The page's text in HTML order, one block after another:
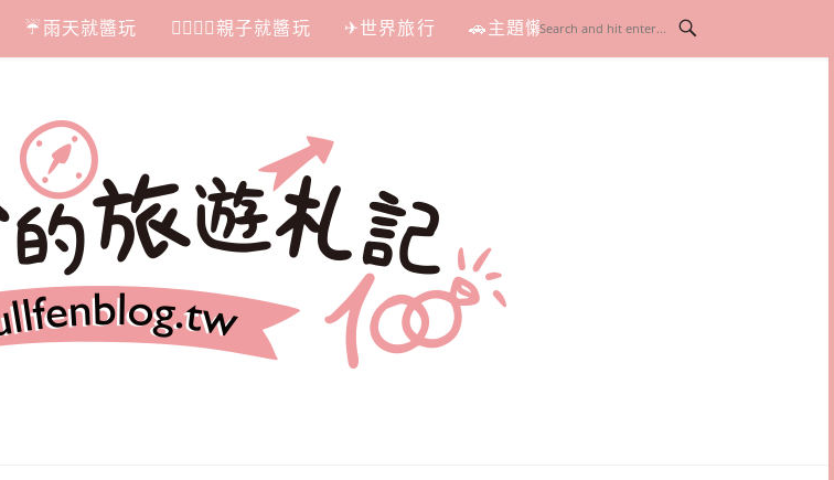
☔雨天就醬玩 👩‍❤‍💋‍👨親子就醬玩 ✈世界旅行 🚗主題懶人包